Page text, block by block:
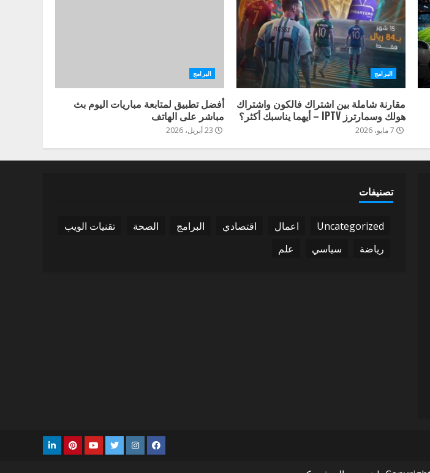
البرامج
مقارنة شاملة بين اشتراك فالكون واشتراك
هولك وسمارترز IPTV – أيهما يناسبك أكثر؟
البرامج
أفضل تطبيق لمتابعة مباريات اليوم بث
مباشر على الهاتف
تصنيفات
Uncategorized اعمال اقتصادي البرامج الصحة
تقنيات الويب
رياضة
سياسي علم
Facebook
Instagram
Twitter
Youtube
Pinterest
Linkedin